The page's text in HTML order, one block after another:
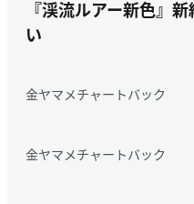
『渓流ルアー新色』 新
い
金ヤマメチャートバック
金ヤマメチャートバック